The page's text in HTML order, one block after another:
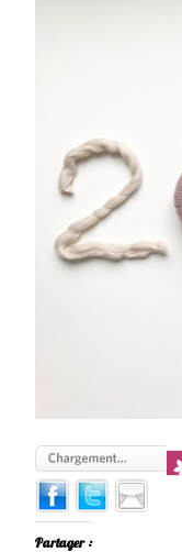
Partager :